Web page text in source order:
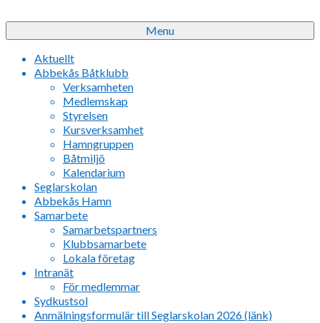
Menu
Aktuellt
Abbekås Båtklubb
Verksamheten
Medlemskap
Styrelsen
Kursverksamhet
Hamngruppen
Båtmiljö
Kalendarium
Seglarskolan
Abbekås Hamn
Samarbete
Samarbetspartners
Klubbsamarbete
Lokala företag
Intranät
För medlemmar
Sydkustsol
Anmälningsformulär till Seglarskolan 2026 (länk)